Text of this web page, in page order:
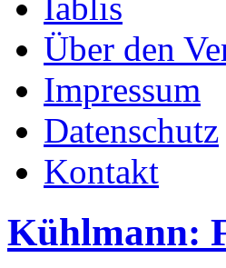
Iablis
Über den
Impressum
Datenschutz
Kontakt
Kühlmann: